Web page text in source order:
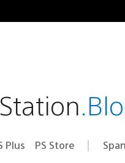
Plus PS Store Elige